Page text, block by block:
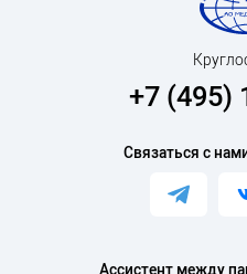
Ассистент между
+7 (495)
Связаться с